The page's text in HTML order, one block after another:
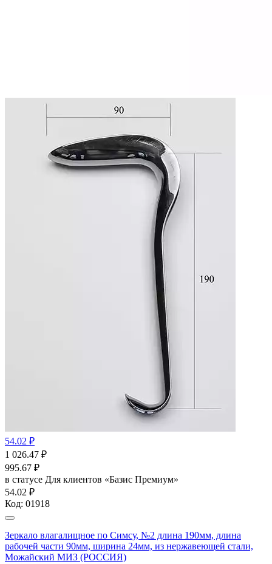
54.02 ₽
1 026.47 ₽
995.67 ₽
в статусе Для клиентов «Базис Премиум»
54.02 ₽
Код: 01918
Зеркало влагалищное по Симсу, №2 длина 190мм, длина
рабочей части 90мм, ширина 24мм, из нержавеющей стали,
Можайский МИЗ (РОССИЯ)